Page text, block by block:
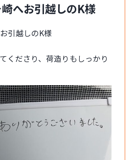
へお引越しのK様
引越しのK様
くださり、荷造りもしっかり